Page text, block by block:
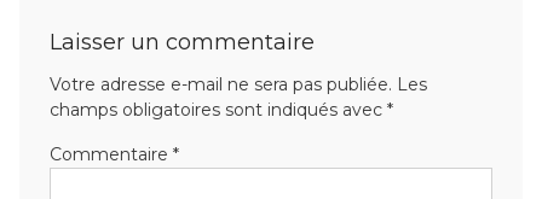
Laisser un commentaire
Votre adresse e-mail ne sera pas publiée. Les
champs obligatoires sont indiqués avec *
Commentaire *